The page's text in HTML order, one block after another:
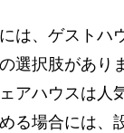
は、ゲストハ
選択肢があり
アハウスは人
る場合には、